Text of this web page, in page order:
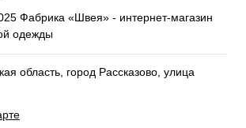
Фабрика «Швея» - интернет-магазин
одежды
область, город Рассказово, улица